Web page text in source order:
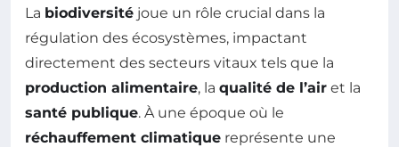
La biodiversité joue un rôle crucial dans la
régulation des écosystèmes, impactant
directement des secteurs vitaux tels que la
production alimentaire, la qualité de l’air et la
santé publique. À une époque où le
réchauffement climatique représente une